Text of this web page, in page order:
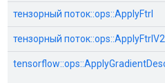
тензорный поток::ops::ApplyFtrl
тензорный поток::ops::ApplyFtrlV2